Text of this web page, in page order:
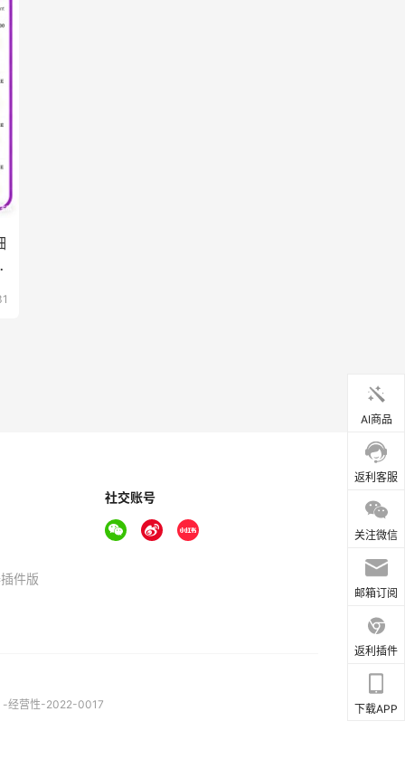
AI商品
返利客服
关注微信
邮箱订阅
返利插件
下载APP
件版
社交账号
-经营性-2022-0017